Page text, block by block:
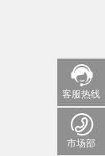
客服热线
市场部